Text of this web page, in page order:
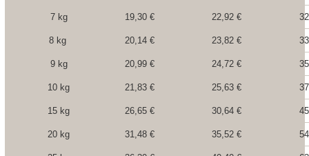
7 kg 19,30 € 22,92 €
8 kg 20,14 € 23,82 €
9 kg 20,99 € 24,72 €
10 kg 21,83 € 25,63 €
15 kg 26,65 € 30,64 €
20 kg 31,48 € 35,52 €